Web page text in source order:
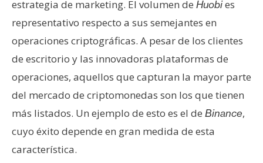
estrategia de marketing. El volumen de Huobies
representativo respecto a sus semejantes en
operaciones criptográficas. A pesar de los clientes
de escritorio y las innovadoras plataformas de
operaciones, aquellos que capturan la mayor parte
del mercado de criptomonedas son los que tienen
más listados. Un ejemplo de esto es el de Binance,
cuyo éxito depende en gran medida de esta
característica.